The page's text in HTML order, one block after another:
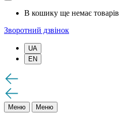
В кошику ще немає товарів
Зворотний дзвінок
UA
EN
Меню Меню